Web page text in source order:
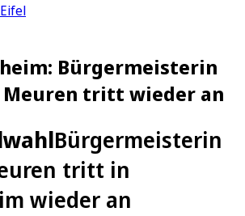
Bürgermeisterin
Meuren tritt wieder an
Bürgermeisterin
tritt in
wieder an